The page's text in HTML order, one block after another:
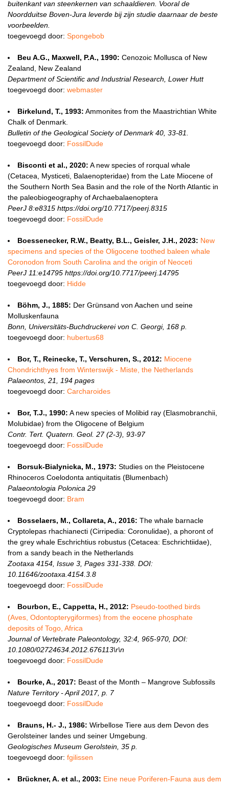
buitenkant van steenkernen van schaaldieren. Vooral de
Noordduitse Boven-Jura leverde bij zijn studie daarnaar de beste
voorbeelden.
toegevoegd door: Spongebob
Beu A.G., Maxwell, P.A., 1990: Cenozoic Mollusca of New
Zealand, New Zealand
Department of Scientific and Industrial Research, Lower Hutt
toegevoegd door: webmaster
Birkelund, T., 1993: Ammonites from the Maastrichtian White
Chalk of Denmark.
Bulletin of the Geological Society of Denmark 40, 33-81.
toegevoegd door: FossilDude
Bisconti et al., 2020: A new species of rorqual whale
(Cetacea, Mysticeti, Balaenopteridae) from the Late Miocene of
the Southern North Sea Basin and the role of the North Atlantic in
the paleobiogeography of Archaebalaenoptera
PeerJ 8:e8315 https://doi.org/10.7717/peerj.8315
toegevoegd door: FossilDude
Boessenecker, R.W., Beatty, B.L., Geisler, J.H., 2023: New
specimens and species of the Oligocene toothed baleen whale
Coronodon from South Carolina and the origin of Neoceti
PeerJ 11:e14795 https://doi.org/10.7717/peerj.14795
toegevoegd door: Hidde
Böhm, J., 1885: Der Grünsand von Aachen und seine
Molluskenfauna
Bonn, Universitäts-Buchdruckerei von C. Georgi, 168 p.
toegevoegd door: hubertus68
Bor, T., Reinecke, T., Verschuren, S., 2012: Miocene
Chondrichthyes from Winterswijk - Miste, the Netherlands
Palaeontos, 21, 194 pages
toegevoegd door: Carcharoides
Bor, T.J., 1990: A new species of Molibid ray (Elasmobranchii,
Molubidae) from the Oligocene of Belgium
Contr. Tert. Quatern. Geol. 27 (2-3), 93-97
toegevoegd door: FossilDude
Borsuk-Bialynicka, M., 1973: Studies on the Pleistocene
Rhinoceros Coelodonta antiquitatis (Blumenbach)
Palaeontologia Polonica 29
toegevoegd door: Bram
Bosselaers, M., Collareta, A., 2016: The whale barnacle
Cryptolepas rhachianecti (Cirripedia: Coronulidae), a phoront of
the grey whale Eschrichtius robustus (Cetacea: Eschrichtiidae),
from a sandy beach in the Netherlands
Zootaxa 4154, Issue 3, Pages 331-338. DOI:
10.11646/zootaxa.4154.3.8
toegevoegd door: FossilDude
Bourbon, E., Cappetta, H., 2012: Pseudo-toothed birds
(Aves, Odontopterygiformes) from the eocene phosphate
deposits of Togo, Africa
Journal of Vertebrate Paleontology, 32:4, 965-970, DOI:
10.1080/02724634.2012.676113\r\n
toegevoegd door: FossilDude
Bourke, A., 2017: Beast of the Month – Mangrove Subfossils
Nature Territory - April 2017, p. 7
toegevoegd door: FossilDude
Brauns, H.- J., 1986: Wirbellose Tiere aus dem Devon des
Gerolsteiner landes und seiner Umgebung.
Geologisches Museum Gerolstein, 35 p.
toegevoegd door: fgilissen
Brückner, A. et al., 2003: Eine neue Poriferen-Fauna aus dem